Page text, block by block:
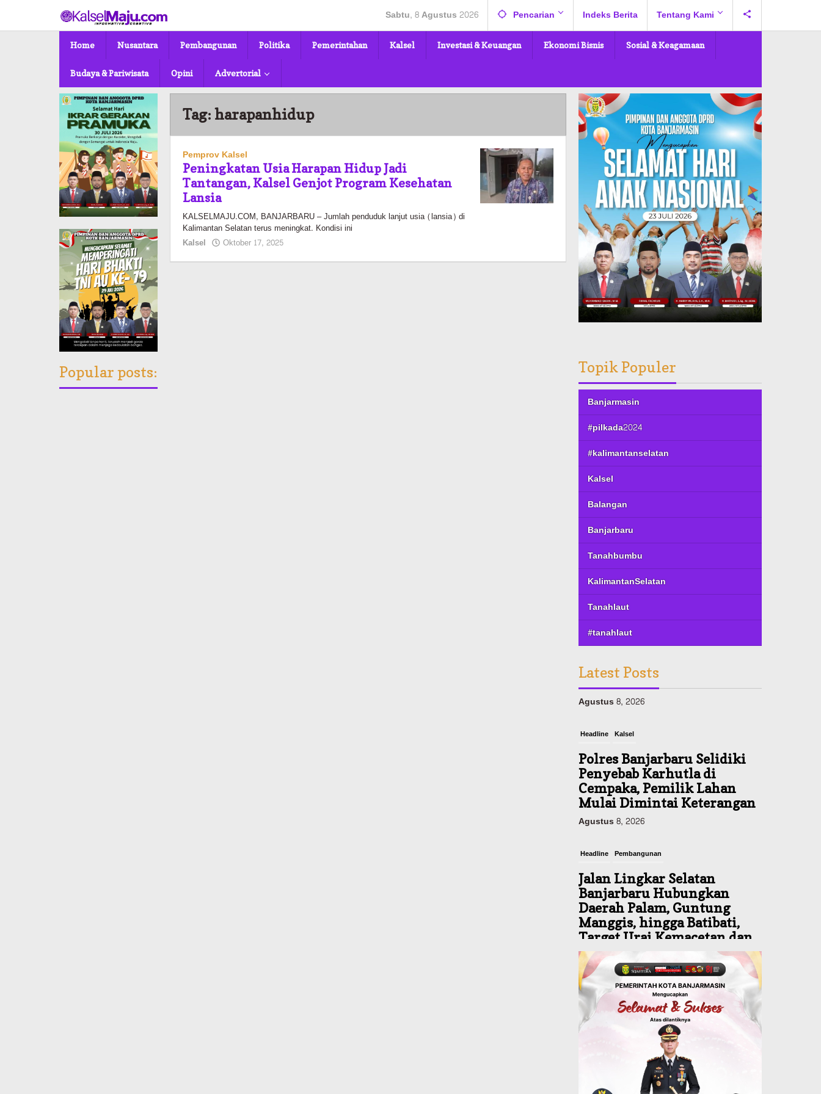
konten
Sabtu, 8 Agustus 2026 Pencarian Indeks Berita Tentang Kami
Home Nusantara Pembangunan Politika Pemerintahan Kalsel Investasi & Keuangan Ekonomi Bisnis Sosial & Keagamaan
Budaya & Pariwisata Opini Advertorial
Popular posts:
Tag:harapanhidup
Pemprov Kalsel
Peningkatan Usia Harapan Hidup Jadi
Tantangan, Kalsel Genjot Program Kesehatan
Lansia
KALSELMAJU.COM, BANJARBARU – Jumlah penduduk lanjut usia (lansia) di
Kalimantan Selatan terus meningkat. Kondisi ini
Kalsel
Oktober 17, 2025
Topik Populer
Banjarmasin
#pilkada2024
#kalimantanselatan
Kalsel
Balangan
Banjarbaru
Tanahbumbu
KalimantanSelatan
Tanahlaut
#tanahlaut
Latest Posts
Polres Banjarbaru Selidiki
Penyebab Karhutla di
Cempaka, Pemilik Lahan
Mulai Dimintai Keterangan
Agustus 8, 2026
Jalan Lingkar Selatan
Banjarbaru Hubungkan
Daerah Palam, Guntung
Manggis, hingga Batibati,
Target Urai Kemacetan dan
Buka Kawasan Baru
Agustus 8, 2026
Headline
Panaskan Kembali Arena
Panjat Tebing, FPTI
Banjarmasin Siapkan
Sirkuit se-Kalsel
Agustus 8, 2026